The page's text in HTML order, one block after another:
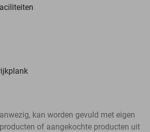
kan worden gevuld met eigen
of aangekochte producten uit